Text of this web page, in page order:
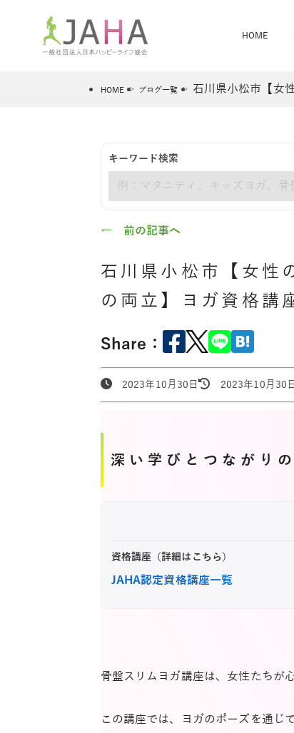
HOME
JAHAについて JAHAヨガ
JAHA資格講座一覧 卒業
骨盤スリムヨガ®通信 ベビママ
ヨガレッスンカレンダー オンライ
全米ヨガRYT200
骨盤スリムヨガ
®
HOME ブログ一覧 石川県小松市【女
キーワード検索
← 前の記事へ
石川県小松市【女
の両立】ヨガ資格講
Share：
2023年10月30日 2023年10月30
深い学びとつながり
資格講座（詳細はこちら）
JAHA認定資格講座一覧
骨盤スリムヨガ講座は、女性たちが
この講座では、ヨガのポーズを通じ